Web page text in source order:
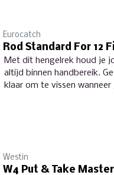
Eurocatch
Rod Standard For 12
Met dit hengelrek houd je
altijd binnen handbereik.
klaar om te vissen
Westin
W4 Put & Take